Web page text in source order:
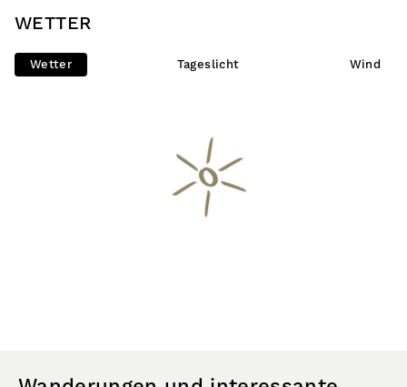
WETTER
Wetter Tageslicht Wind